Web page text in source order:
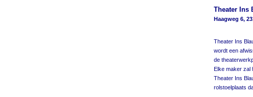
Theater Ins
Haagweg 6,
Theater Ins
wordt een
de
Elke maker zal
Theater Ins
rolstoelplaats